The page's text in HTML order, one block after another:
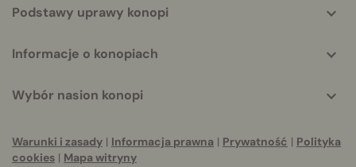
Podstawy uprawy konopi
Informacje o konopiach
Wybór nasion konopi
Warunki i zasady | Informacja prawna | Prywatność | Polityka
cookies | Mapa witryny